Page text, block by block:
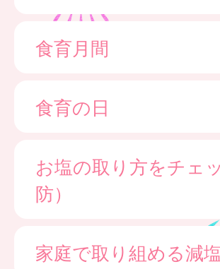
食育月間
食育の日
お塩の取り方をチェ
防）
家庭で取り組める減